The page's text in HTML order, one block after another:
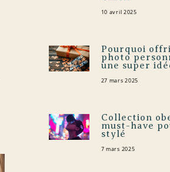
10 avril 2025
Pourquoi
photo
une super
27 mars 2025
Collection
must-have
stylé
7 mars 2025